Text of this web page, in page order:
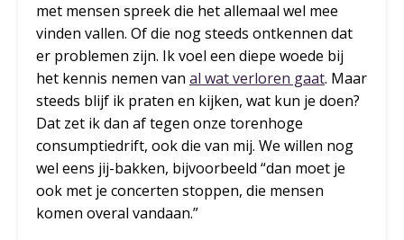
met mensen spreek die het allemaal wel mee
vinden vallen. Of die nog steeds ontkennen dat
er problemen zijn. Ik voel een diepe woede bij
het kennis nemen van al wat verloren gaat. Maar
steeds blijf ik praten en kijken, wat kun je doen?
Dat zet ik dan af tegen onze torenhoge
consumptiedrift, ook die van mij. We willen nog
wel eens jij-bakken, bijvoorbeeld “dan moet je
ook met je concerten stoppen, die mensen
komen overal vandaan.”